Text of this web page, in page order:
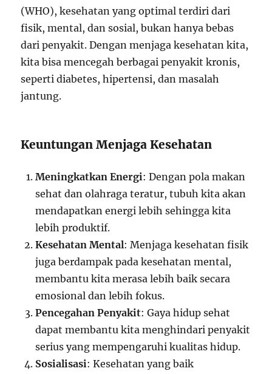
(WHO), kesehatan yang optimal terdiri dari
fisik, mental, dan sosial, bukan hanya bebas
dari penyakit. Dengan menjaga kesehatan kita,
kita bisa mencegah berbagai penyakit kronis,
seperti diabetes, hipertensi, dan masalah
jantung.
Keuntungan Menjaga Kesehatan
Meningkatkan Energi: Dengan pola makan
sehat dan olahraga teratur, tubuh kita akan
mendapatkan energi lebih sehingga kita
lebih produktif.
Kesehatan Mental: Menjaga kesehatan fisik
juga berdampak pada kesehatan mental,
membantu kita merasa lebih baik secara
emosional dan lebih fokus.
Pencegahan Penyakit: Gaya hidup sehat
dapat membantu kita menghindari penyakit
serius yang mempengaruhi kualitas hidup.
Sosialisasi: Kesehatan yang baik